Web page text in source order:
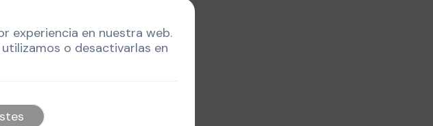
experiencia en nuestra web.
o desactivarlas en